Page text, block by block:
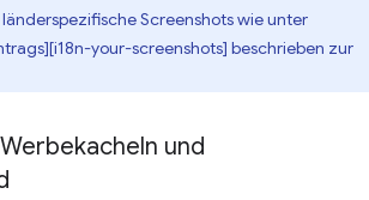
Screenshots wie unter
your-screenshots] beschrieben zur
und